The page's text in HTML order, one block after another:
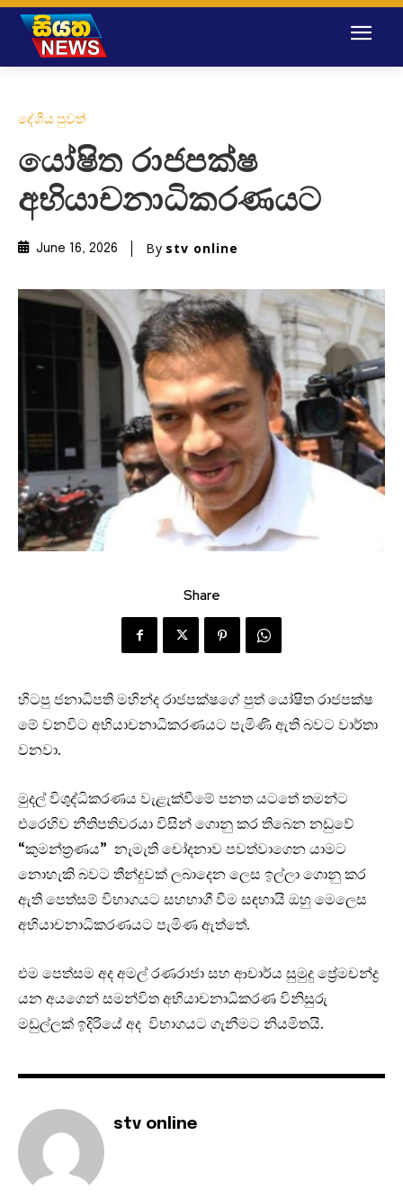
දේශීය පුවත්
යෝෂිත රාජපක්ෂ
අභියාචනාධිකරණයට
June 16, 2026 By stv online
Share
හිටපු ජනාධිපති මහින්ද රාජපක්ෂගේ පුත් යෝෂිත රාජපක්ෂ
මේ වනවිට අභියාචනාධිකරණයට පැමිණි ඇති බවට වාර්තා
වනවා.
මුදල් විශුද්ධිකරණය වැළැක්වීමේ පනත යටතේ තමන්ට
එරෙහිව නීතිපතිවරයා විසින් ගොනු කර තිබෙන නඩුවේ
“කුමන්ත්‍රණය” නැමැති චෝදනාව පවත්වාගෙන යාමට
නොහැකි බවට තීන්දුවක් ලබාදෙන ලෙස ඉල්ලා ගොනු කර
ඇති පෙත්සම් විභාගයට සහභාගී වීම සඳහායි ඔහු මෙලෙස
අභියාචනාධිකරණයට පැමිණ ඇත්තේ.
එම පෙත්සම අද අමල් රණරාජා සහ ආචාර්ය සුමුදු ප්‍රේමචන්ද්‍ර
යන අයගෙන් සමන්විත අභියාචනාධිකරණ විනිසුරු
මඩුල්ලක් ඉදිරියේ අද විභාගයට ගැනීමට නියමිතයි.
stv online